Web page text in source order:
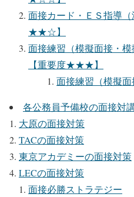
面接カード・ＥＳ
★★☆】
面接練習（模擬面接・模
【重要度★★★】
面接練習（模擬
各公務員予備校の面接対
大原の面接対策
TACの面接対策
東京アカデミーの面接対策
LECの面接対策
面接必勝ストラテジー